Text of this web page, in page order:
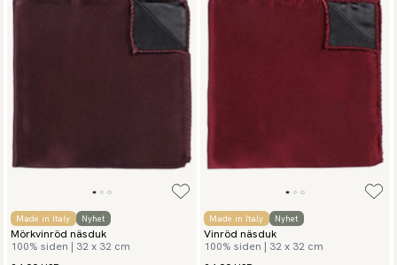
Made in Italy Nyhet
Mörkvinröd näsduk
100% siden | 32 x 32 cm
Made in Italy Nyhet
Vinröd näsduk
100% siden | 32 x 32 cm